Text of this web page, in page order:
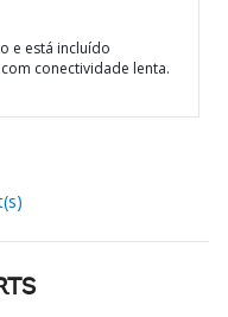
e está incluído
conectividade lenta.